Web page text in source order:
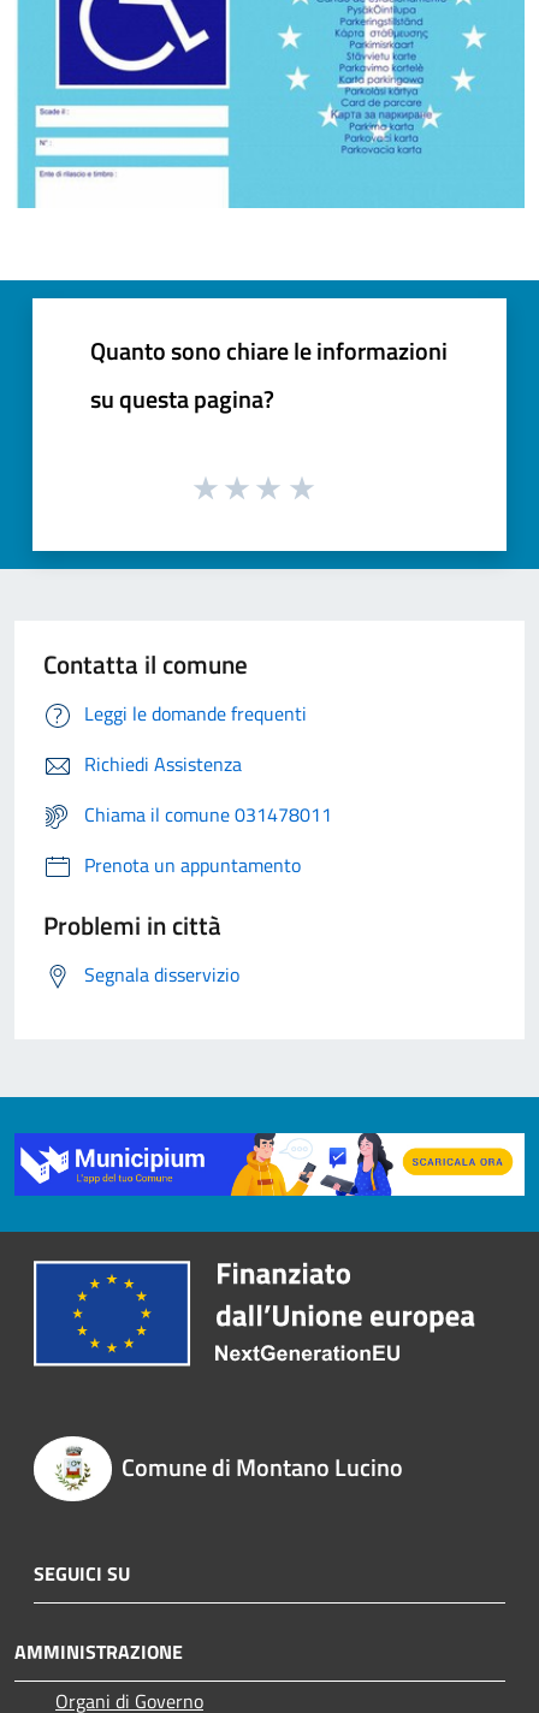
Quanto sono chiare le informazioni
su questa pagina?
Contatta il comune
Leggi le domande frequenti
Richiedi Assistenza
Chiama il comune 031478011
Prenota un appuntamento
Problemi in città
Segnala disservizio
Comune di Montano Lucino
SEGUICI SU
AMMINISTRAZIONE
Organi di Governo